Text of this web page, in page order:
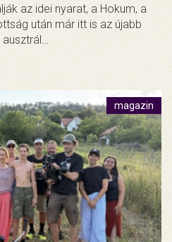
az idei nyarat, a Hokum, a
után már itt is az újabb
magazin